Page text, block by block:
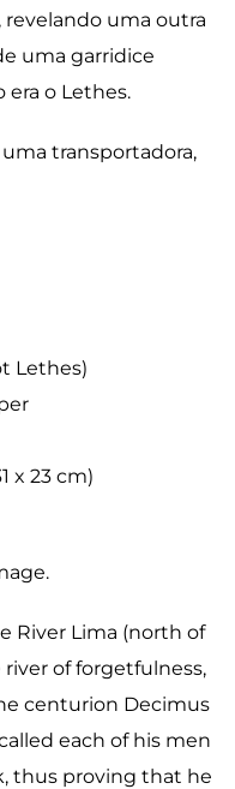
uma outra
uma garridice
era o Lethes.
transportadora,
Lethes)
x 23 cm)
River Lima (north of
of forgetfulness,
centurion Decimus
each of his men
thus proving that he